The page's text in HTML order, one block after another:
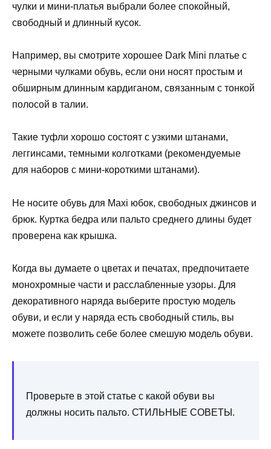
чулки и мини-платья выбрали более спокойный,
свободный и длинный кусок.
Например, вы смотрите хорошее Dark Mini платье с
черными чулками обувь, если они носят простым и
обширным длинным кардиганом, связанным с тонкой
полосой в талии.
Такие туфли хорошо состоят с узкими штанами,
леггинсами, темными колготками (рекомендуемые
для наборов с мини-короткими штанами).
Не носите обувь для Maxi юбок, свободных джинсов и
брюк. Куртка бедра или пальто среднего длины будет
проверена как крышка.
Когда вы думаете о цветах и ​​печатах, предпочитаете
монохромные части и расслабленные узоры. Для
декоративного наряда выберите простую модель
обуви, и если у наряда есть свободный стиль, вы
можете позволить себе более смешую модель обуви.
Проверьте в этой статье с какой обуви вы
должны носить пальто. СТИЛЬНЫЕ СОВЕТЫ.